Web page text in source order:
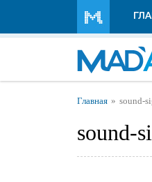
Вы
Главная sound-
sound-